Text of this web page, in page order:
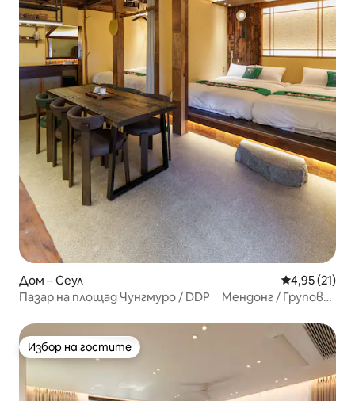
Дом – Сеул Средна
4,95 (21)
Пазар на площад Чунгмуро / DDP｜Мендонг / Групово
Избор на гостите
Избор на гостите